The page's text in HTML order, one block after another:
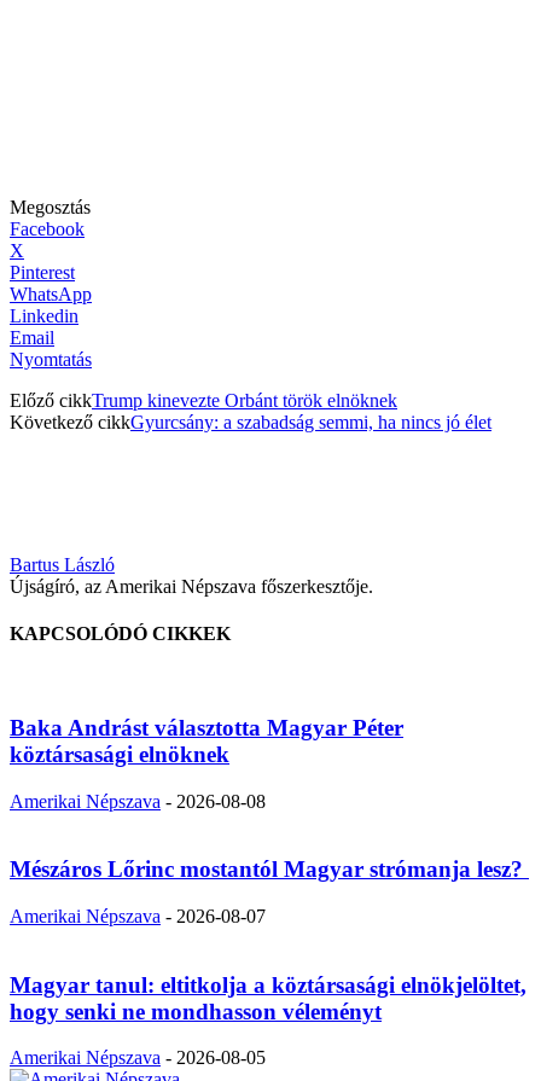
Megosztás
Facebook
X
Pinterest
WhatsApp
Linkedin
Email
Nyomtatás
Előző cikkTrump kinevezte Orbánt török elnöknek
Következő cikkGyurcsány: a szabadság semmi, ha nincs jó élet
Bartus László
Újságíró, az Amerikai Népszava főszerkesztője.
KAPCSOLÓDÓ CIKKEK
Baka Andrást választotta Magyar Péter
köztársasági elnöknek
Amerikai Népszava - 2026-08-08
Mészáros Lőrinc mostantól Magyar strómanja lesz?
Amerikai Népszava - 2026-08-07
Magyar tanul: eltitkolja a köztársasági elnökjelöltet,
hogy senki ne mondhasson véleményt
Amerikai Népszava - 2026-08-05